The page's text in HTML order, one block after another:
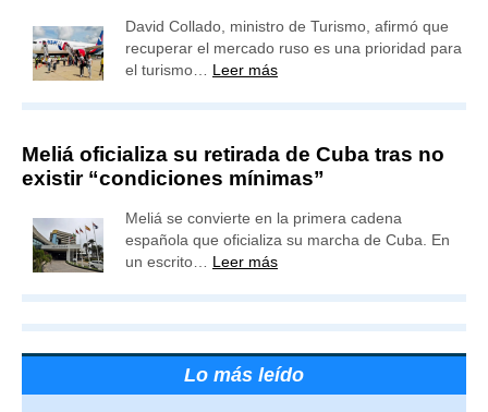
David Collado, ministro de Turismo, afirmó que
recuperar el mercado ruso es una prioridad para
el turismo… Leer más
Meliá oficializa su retirada de Cuba tras no
existir “condiciones mínimas”
Meliá se convierte en la primera cadena
española que oficializa su marcha de Cuba. En
un escrito… Leer más
Lo más leído